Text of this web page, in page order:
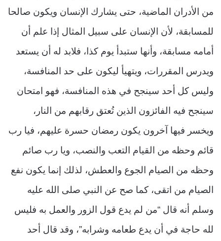
من الأدران الماضية، حتى يشارك الإنسان ويكون صالحا
للمسابقة، لأن الإنسان على سبيل المثال إذا علم أن
أمامه مسابقة، وأنها ستبدأ يوم كذا، فلابد له أن يستعد
ويدرس المقررات، ويتهيأ ليكون على حد المنافسة،
وليس كل أحد سينجح في هذه المنافسة، فهو امتحان
سينجح فيه الفائزون الذين تُعتق رقابهم من النار،
ويخسر فيها آخرون يكون رمضان حسرة عليهم، فيا رب
قائم وحظه من القيام التعب والنصب، ويا رب صائم
وحظه من الصيام الجوع والعطش، لذلك إنما يكون نفع
الصيام من اتقى، كما صح عن النبي صلى الله عليه
وسلم أنه قال “من لم يدع قول الزور والعمل به فليس
لله حاجة في أن يدع طعامه وشرابه”، وقد قال أحد